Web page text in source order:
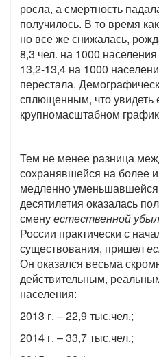
росла, а смертность
получилось. В то время
но все же снижалась,
8,3 чел. на 1000
13,2-13,4 на 1000
перестала.
сплющенным, что увидеть
крупномасштабном
Тем не менее разница
сохранявшейся на более
медленно
десятилетия оказалась
сменуестественной
России практически с
существования, пришел
Он оказался весьма
действительным,
населения:
2013 г. – 22,9 тыс.чел.;
2014 г. – 33,7 тыс.чел.;